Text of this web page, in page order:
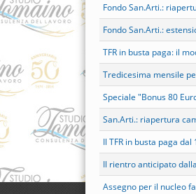
Fondo San.Arti.:
Fondo San.Arti.:
TFR in busta paga: il
Tredicesima mensile
Speciale "Bonus 80
San.Arti.: riapertura
Il TFR in busta paga
Il rientro anticipato
Assegno per il nucleo